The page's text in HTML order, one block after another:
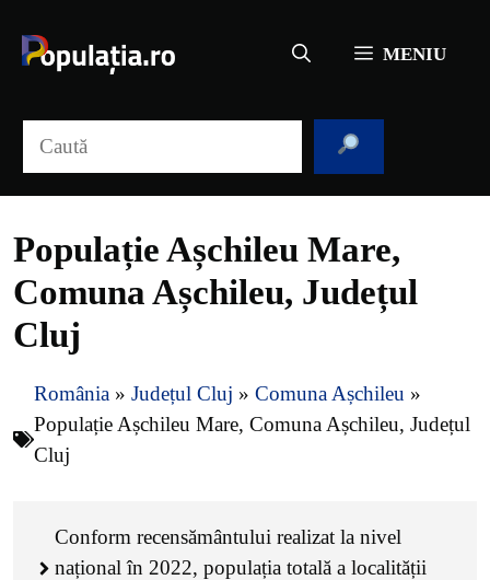
conținut
MENIU
Populație Așchileu Mare,
Comuna Așchileu, Județul
Cluj
România » Județul Cluj » Comuna Așchileu »
Populație Așchileu Mare, Comuna Așchileu, Județul
Cluj
Conform recensământului realizat la nivel
național în 2022, populația totală a localității